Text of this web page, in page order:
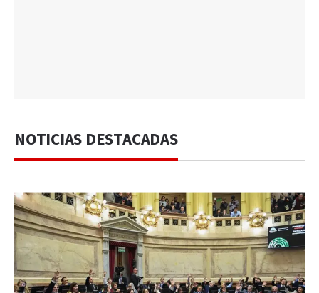
NOTICIAS DESTACADAS